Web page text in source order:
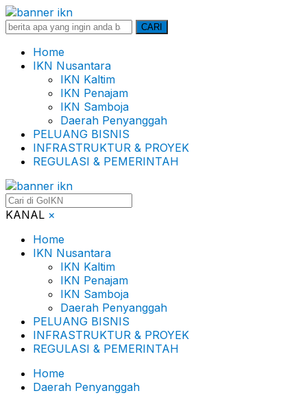
Search
CARI
Home
IKN Nusantara
IKN Kaltim
IKN Penajam
IKN Samboja
Daerah Penyanggah
PELUANG BISNIS
INFRASTRUKTUR & PROYEK
REGULASI & PEMERINTAH
KANAL ×
Home
IKN Nusantara
IKN Kaltim
IKN Penajam
IKN Samboja
Daerah Penyanggah
PELUANG BISNIS
INFRASTRUKTUR & PROYEK
REGULASI & PEMERINTAH
Home
Daerah Penyanggah